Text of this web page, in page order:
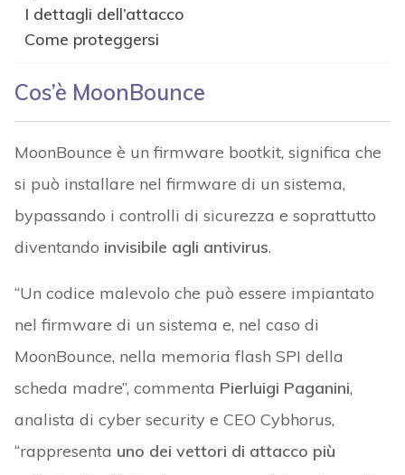
I dettagli dell’attacco
Come proteggersi
Cos’è MoonBounce
MoonBounce è un firmware bootkit, significa che
si può installare nel firmware di un sistema,
bypassando i controlli di sicurezza e soprattutto
diventando invisibile agli antivirus.
“Un codice malevolo che può essere impiantato
nel firmware di un sistema e, nel caso di
MoonBounce, nella memoria flash SPI della
scheda madre”, commenta Pierluigi Paganini,
analista di cyber security e CEO Cybhorus,
“rappresenta uno dei vettori di attacco più